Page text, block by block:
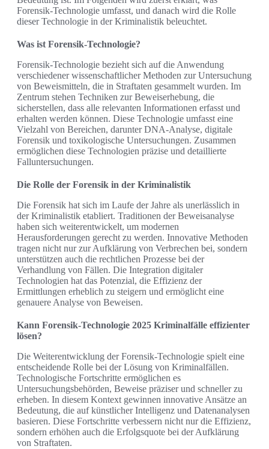
Forensik-Technologie umfasst, und danach wird die Rolle
dieser Technologie in der Kriminalistik beleuchtet.
Was ist Forensik-Technologie?
Forensik-Technologie bezieht sich auf die Anwendung
verschiedener wissenschaftlicher Methoden zur Untersuchung
von Beweismitteln, die in Straftaten gesammelt wurden. Im
Zentrum stehen Techniken zur Beweiserhebung, die
sicherstellen, dass alle relevanten Informationen erfasst und
erhalten werden können. Diese Technologie umfasst eine
Vielzahl von Bereichen, darunter DNA-Analyse, digitale
Forensik und toxikologische Untersuchungen. Zusammen
ermöglichen diese Technologien präzise und detaillierte
Falluntersuchungen.
Die Rolle der Forensik in der Kriminalistik
Die Forensik hat sich im Laufe der Jahre als unerlässlich in
der Kriminalistik etabliert. Traditionen der Beweisanalyse
haben sich weiterentwickelt, um modernen
Herausforderungen gerecht zu werden. Innovative Methoden
tragen nicht nur zur Aufklärung von Verbrechen bei, sondern
unterstützen auch die rechtlichen Prozesse bei der
Verhandlung von Fällen. Die Integration digitaler
Technologien hat das Potenzial, die Effizienz der
Ermittlungen erheblich zu steigern und ermöglicht eine
genauere Analyse von Beweisen.
Kann Forensik-Technologie 2025 Kriminalfälle effizienter
lösen?
Die Weiterentwicklung der Forensik-Technologie spielt eine
entscheidende Rolle bei der Lösung von Kriminalfällen.
Technologische Fortschritte ermöglichen es
Untersuchungsbehörden, Beweise präziser und schneller zu
erheben. In diesem Kontext gewinnen innovative Ansätze an
Bedeutung, die auf künstlicher Intelligenz und Datenanalysen
basieren. Diese Fortschritte verbessern nicht nur die Effizienz,
sondern erhöhen auch die Erfolgsquote bei der Aufklärung
von Straftaten.